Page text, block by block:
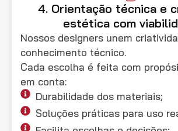
4. Orientação técnica e
estética com
Nossos designers unem
conhecimento técnico.
Cada escolha é feita com
em conta:
Durabilidade dos materiais;
Soluções práticas para uso